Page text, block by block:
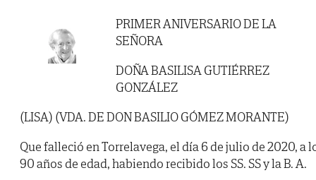
PRIMER ANIVERSARIO DE LA
SEÑORA
DOÑA BASILISA GUTIÉRREZ
GONZÁLEZ
(LISA) (VDA. DE DON BASILIO GÓMEZ MORANTE)
Que falleció en Torrelavega, el día 6 de julio de 2020, a
90 años de edad, habiendo recibido los SS. SS y la B. A.